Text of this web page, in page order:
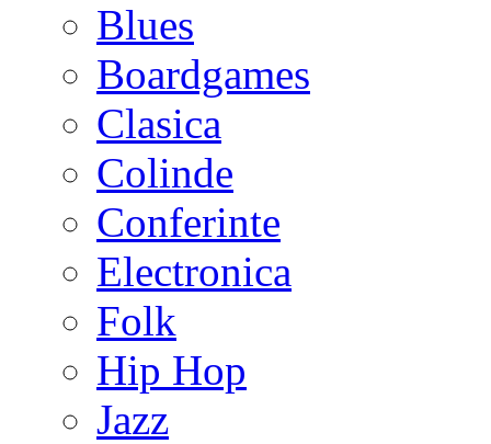
Blues
Boardgames
Clasica
Colinde
Conferinte
Electronica
Folk
Hip Hop
Jazz